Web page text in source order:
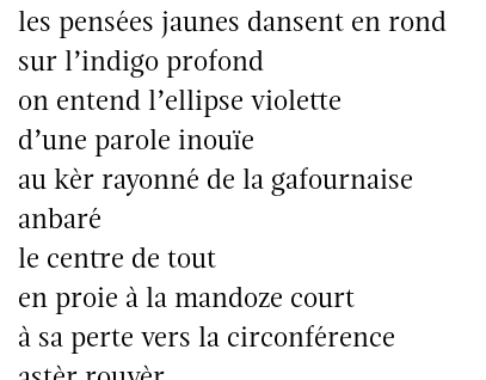
les pensées jaunes dansent en rond
sur l’indigo profond
on entend l’ellipse violette
d’une parole inouïe
au kèr rayonné de la gafournaise
anbaré
le centre de tout
en proie à la mandoze court
à sa perte vers la circonférence